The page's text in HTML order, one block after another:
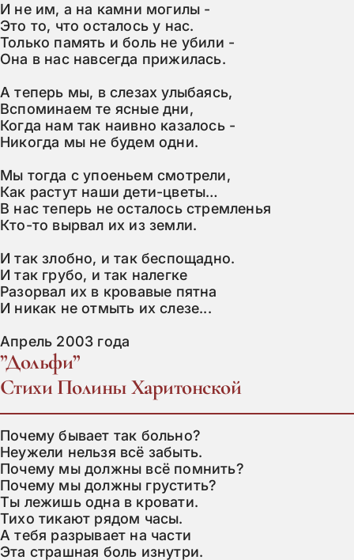
И не им, а на камни могилы -
Это то, что осталось у нас.
Только память и боль не убили -
Она в нас навсегда прижилась.
А теперь мы, в слезах улыбаясь,
Вспоминаем те ясные дни,
Когда нам так наивно казалось -
Никогда мы не будем одни.
Мы тогда с упоеньем смотрели,
Как растут наши дети-цветы…
В нас теперь не осталось стремленья
Кто-то вырвал их из земли.
И так злобно, и так беспощадно.
И так грубо, и так налегке
Разорвал их в кровавые пятна
И никак не отмыть их слезе...
Апрель 2003 года
”Дольфи”
Стихи Полины Харитонской
Почему бывает так больно?
Неужели нельзя всё забыть.
Почему мы должны всё помнить?
Почему мы должны грустить?
Ты лежишь одна в кровати.
Тихо тикают рядом часы.
А тебя разрывает на части
Эта страшная боль изнутри.